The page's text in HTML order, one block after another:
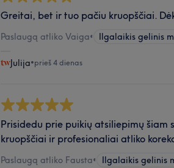
Greitai, bet ir tuo pačiu kruopščiai.
Paslaugą atliko Vaiga• Ilgalaikis gelinis
Julija•prieš 4 dienas
Prisidedu prie puikių atsiliepimų šiam
kruopščiai ir profesionaliai atliko
Paslaugą atliko Fausta• Ilgalaikis gelinis